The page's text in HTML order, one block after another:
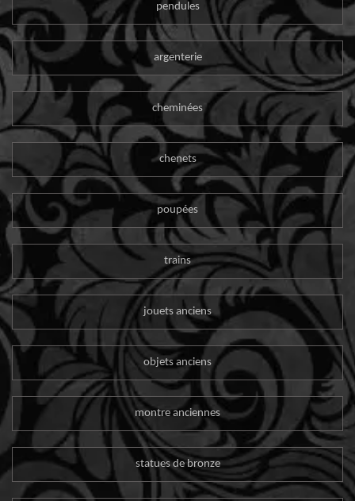
pendules
argenterie
cheminées
chenets
poupées
trains
jouets anciens
objets anciens
montre anciennes
statues de bronze